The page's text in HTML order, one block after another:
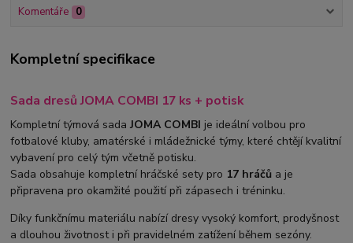
Komentáře 0
Kompletní specifikace
Sada dresů JOMA COMBI 17 ks + potisk
Kompletní týmová sadaJOMA COMBI je ideální volbou pro
fotbalové kluby, amatérské i mládežnické týmy, které chtějí kvalitní
vybavení pro celý tým včetně potisku.
Sada obsahuje kompletní hráčské sety pro 17 hráčů a je
připravena pro okamžité použití při zápasech i tréninku.
Díky funkčnímu materiálu nabízí dresy vysoký komfort, prodyšnost
a dlouhou životnost i při pravidelném zatížení během sezóny.